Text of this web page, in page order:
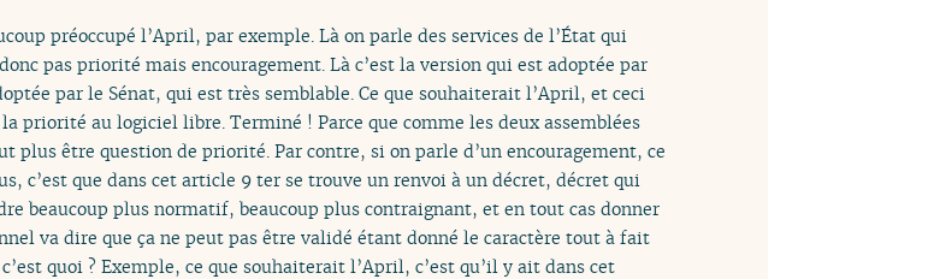
préoccupé l’April, par exemple. Là on parle des services de l’État qui
pas priorité mais encouragement. Là c’est la version qui est adoptée par
par le Sénat, qui est très semblable. Ce que souhaiterait l’April, et ceci
priorité au logiciel libre. Terminé ! Parce que comme les deux assemblées
plus être question de priorité. Par contre, si on parle d’un encouragement, ce
c’est que dans cet article 9 ter se trouve un renvoi à un décret, décret qui
beaucoup plus normatif, beaucoup plus contraignant, et en tout cas donner
va dire que ça ne peut pas être validé étant donné le caractère tout à fait
quoi ? Exemple, ce que souhaiterait l’April, c’est qu’il y ait dans cet